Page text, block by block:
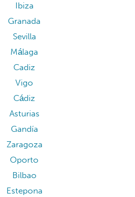
Ibiza
Granada
Sevilla
Málaga
Cadiz
Vigo
Cádiz
Asturias
Gandía
Zaragoza
Oporto
Bilbao
Estepona